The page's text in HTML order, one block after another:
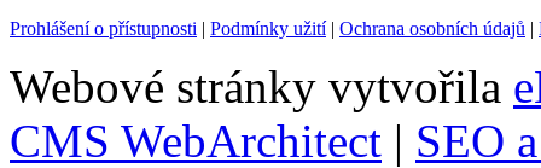
Prohlášení o přístupnosti | Podmínky užití| Ochrana osobních údajů |
Webové stránky vytvořila
CMS WebArchitect | SEO